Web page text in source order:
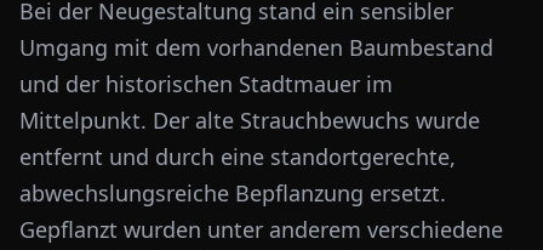
Bei der Neugestaltung stand ein sensibler
Umgang mit dem vorhandenen Baumbestand
und der historischen Stadtmauer im
Mittelpunkt. Der alte Strauchbewuchs wurde
entfernt und durch eine standortgerechte,
abwechslungsreiche Bepflanzung ersetzt.
Gepflanzt wurden unter anderem verschiedene